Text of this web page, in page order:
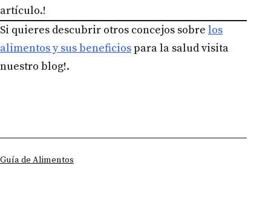
artículo.!
Si quieres descubrir otros concejos sobre los
alimentos y sus beneficiospara la salud visita
nuestro blog!.
Categorizado
Guía de Alimentos